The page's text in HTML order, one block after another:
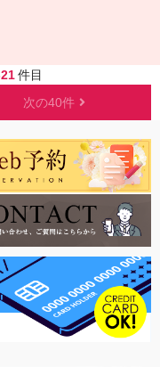
件目
次の40件